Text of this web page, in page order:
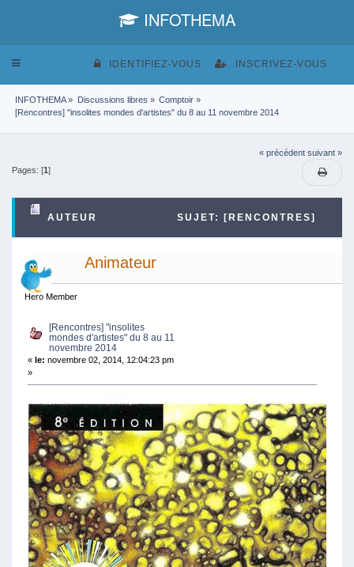
INFOTHEMA
Toggle
IDENTIFIEZ-VOUS INSCRIVEZ-VOUS
INFOTHEMA» Discussions libres » Comptoir»
[Rencontres] "insolites mondes d'artistes" du 8 au 11 novembre 2014
« précédent suivant »
Pages: [1]
AUTEUR SUJET: [RENCONTRES]
"INSOLITES MONDES D'ARTISTES" DU 8 AU 11
NOVEMBRE 2014 (LU 4133 FOIS)
Animateur
Hero Member
[Rencontres] "insolites
mondes d'artistes" du 8 au 11
novembre 2014
« le: novembre 02, 2014, 12:04:23 pm
»